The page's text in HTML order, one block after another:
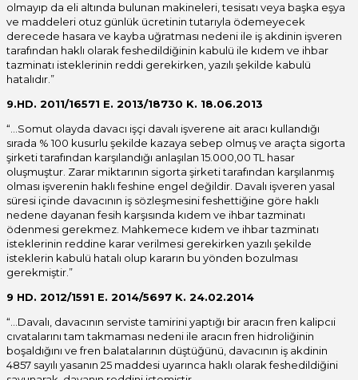
olmayıp da eli altında bulunan makineleri, tesisatı veya başka eşya
ve maddeleri otuz günlük ücretinin tutarıyla ödemeyecek
derecede hasara ve kayba uğratması nedeni ile iş akdinin işveren
tarafından haklı olarak feshedildiğinin kabulü ile kıdem ve ihbar
tazminatı isteklerinin reddi gerekirken, yazılı şekilde kabulü
hatalıdır.”
9.HD. 2011/16571 E. 2013/18730 K. 18.06.2013
“…Somut olayda davacı işçi davalı işverene ait aracı kullandığı
sırada % 100 kusurlu şekilde kazaya sebep olmuş ve araçta sigorta
şirketi tarafından karşılandığı anlaşılan 15.000,00 TL hasar
oluşmuştur. Zarar miktarının sigorta şirketi tarafından karşılanmış
olması işverenin haklı feshine engel değildir. Davalı işveren yasal
süresi içinde davacının iş sözleşmesini feshettiğine göre haklı
nedene dayanan fesih karşısında kıdem ve ihbar tazminatı
ödenmesi gerekmez. Mahkemece kıdem ve ihbar tazminatı
isteklerinin reddine karar verilmesi gerekirken yazılı şekilde
isteklerin kabulü hatalı olup kararın bu yönden bozulması
gerekmiştir.”
9 HD. 2012/1591 E. 2014/5697 K. 24.02.2014
“…Davalı, davacının serviste tamirini yaptığı bir aracın fren kalipcıi
cıvatalarını tam takmaması nedeni ile aracın fren hidroliğinin
boşaldığını ve fren balatalarının düştüğünü, davacının iş akdinin
4857 sayılı yasanın 25 maddesi uyarınca haklı olarak feshedildiğini